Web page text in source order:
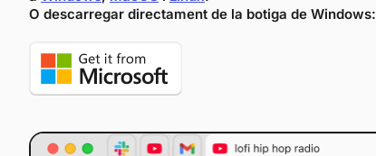
O descarregar directament de la botiga de Windows: